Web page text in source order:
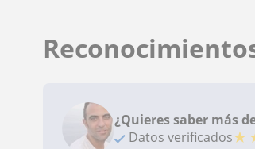
¿Quieres saber más
Datos verificados★